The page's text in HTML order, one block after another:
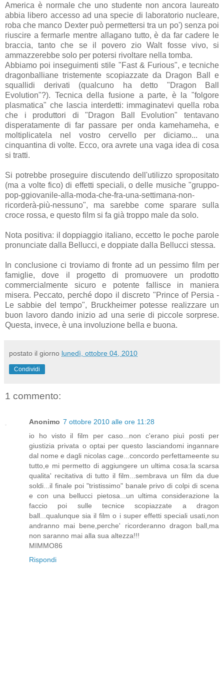
America è normale che uno studente non ancora laureato
abbia libero accesso ad una specie di laboratorio nucleare,
roba che manco Dexter può permettersi tra un po') senza poi
riuscire a fermarle mentre allagano tutto, è da far cadere le
braccia, tanto che se il povero zio Walt fosse vivo, si
ammazzerebbe solo per potersi rivoltare nella tomba.
Abbiamo poi inseguimenti stile "Fast & Furious", e tecniche
dragonballiane tristemente scopiazzate da Dragon Ball e
squallidi derivati (qualcuno ha detto "Dragon Ball
Evolution"?). Tecnica della fusione a parte, è la "folgore
plasmatica" che lascia interdetti: immaginatevi quella roba
che i produttori di "Dragon Ball Evolution" tentavano
disperatamente di far passare per onda kamehameha, e
moltiplicatela nel vostro cervello per diciamo... una
cinquantina di volte. Ecco, ora avrete una vaga idea di cosa
si tratti.
Si potrebbe proseguire discutendo dell'utilizzo spropositato
(ma a volte fico) di effetti speciali, o delle musiche "gruppo-
pop-ggiovanile-alla-moda-che-fra-una-settimana-non-
ricorderà-più-nessuno", ma sarebbe come sparare sulla
croce rossa, e questo film si fa già troppo male da solo.
Nota positiva: il doppiaggio italiano, eccetto le poche parole
pronunciate dalla Bellucci, e doppiate dalla Bellucci stessa.
In conclusione ci troviamo di fronte ad un pessimo film per
famiglie, dove il progetto di promuovere un prodotto
commercialmente sicuro e potente fallisce in maniera
misera. Peccato, perché dopo il discreto "Prince of Persia -
Le sabbie del tempo", Bruckheimer potesse realizzare un
buon lavoro dando inizio ad una serie di piccole sorprese.
Questa, invece, è una involuzione bella e buona.
postato il giorno lunedì, ottobre 04, 2010
Condividi
1 commento:
Anonimo 7 ottobre 2010 alle ore 11:28
io ho visto il film per caso...non c'erano piuì posti per
giustizia privata o optai per questo lasciandomi ingannare
dal nome e dagli nicolas cage...concordo perfettameente su
tutto,e mi permetto di aggiungere un ultima cosa:la scarsa
qualita' recitativa di tutto il film...sembrava un film da due
soldi...il finale poi "tristissimo" banale privo di colpi di scena
e con una bellucci pietosa...un ultima considerazione la
faccio poi sulle tecnice scopiazzate a dragon
ball...qualunque sia il film o i super effetti speciali usati,non
andranno mai bene,perche' ricorderanno dragon ball,ma
non saranno mai alla sua altezza!!!
MIMMO86
Rispondi